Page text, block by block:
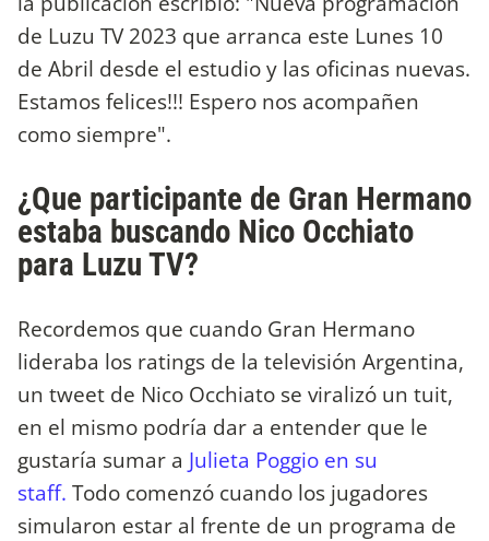
de Luzu TV 2023 que arranca este Lunes 10
de Abril desde el estudio y las oficinas nuevas.
Estamos felices!!! Espero nos acompañen
como siempre".
¿Que participante de Gran Hermano
estaba buscando Nico Occhiato
para Luzu TV?
Recordemos que cuando Gran Hermano
lideraba los ratings de la televisión Argentina,
un tweet de Nico Occhiato se viralizó un tuit,
en el mismo podría dar a entender que le
gustaría sumar a Julieta Poggio en su
staff. Todo comenzó cuando los jugadores
simularon estar al frente de un programa de